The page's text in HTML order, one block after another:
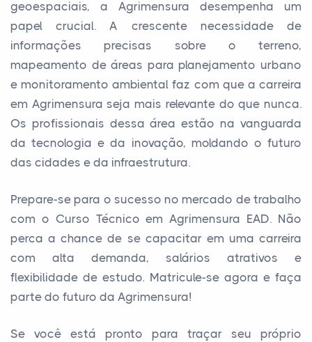
geoespaciais, a Agrimensura desempenha um
papel crucial. A crescente necessidade de
informações precisas sobre o terreno,
mapeamento de áreas para planejamento urbano
e monitoramento ambiental faz com que a carreira
em Agrimensura seja mais relevante do que nunca.
Os profissionais dessa área estão na vanguarda
da tecnologia e da inovação, moldando o futuro
das cidades e da infraestrutura.
Prepare-se para o sucesso no mercado de trabalho
com o Curso Técnico em Agrimensura EAD. Não
perca a chance de se capacitar em uma carreira
com alta demanda, salários atrativos e
flexibilidade de estudo. Matricule-se agora e faça
parte do futuro da Agrimensura!
Se você está pronto para traçar seu próprio